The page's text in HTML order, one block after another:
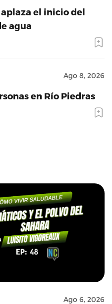
el inicio del
agua
Ago 8, 2026
en Río Piedras
Ago 6, 2026